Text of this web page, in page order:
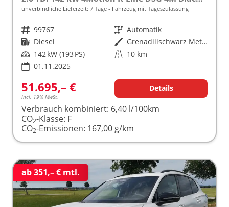
unverbindliche Lieferzeit: 7 Tage Fahrzeug mit Tageszulassung
Fahrzeugnr. 99767 Getriebe Automatik
Kraftstoff Diesel Außenfarbe
Grenadillschwarz Metallic
Leistung 142 kW (193 PS) Kilometerstand 10 km
01.11.2025
51.695,– €
incl. 19% MwSt.
Details
Verbrauch kombiniert: 6,40 l/100km
CO2-Klasse: F
CO2-Emissionen: 167,00 g/km
ab 351,– € mtl.